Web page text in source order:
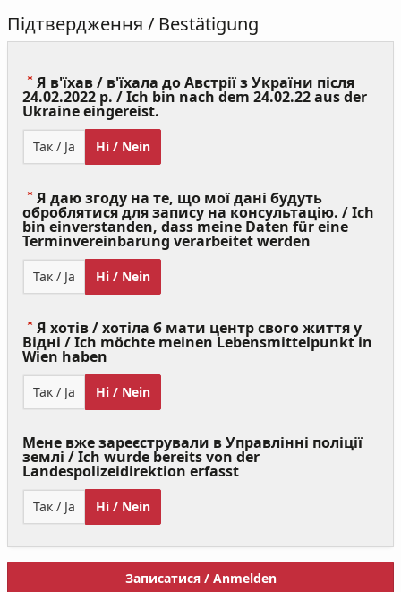
Підтвердження / Bestätigung
Я в'їхав / в'їхала до Австрії з України після
24.02.2022 р. / Ich bin nach dem 24.02.22 aus der
Ukraine eingereist.
Required)
Так / Ja Ні / Nein
Я даю згоду на те, що мої дані будуть
оброблятися для запису на консультацію. / Ich
bin einverstanden, dass meine Daten für eine
Terminvereinbarung verarbeitet werden
Так / Ja Ні / Nein
Я хотів / хотіла б мати центр свого життя у
Відні / Ich möchte meinen Lebensmittelpunkt in
Wien haben
Required)
Так / Ja Ні / Nein
Мене вже зареєстрували в Управлінні поліції
землі / Ich wurde bereits von der
Landespolizeidirektion erfasst
Так / Ja Ні / Nein
Записатися / Anmelden